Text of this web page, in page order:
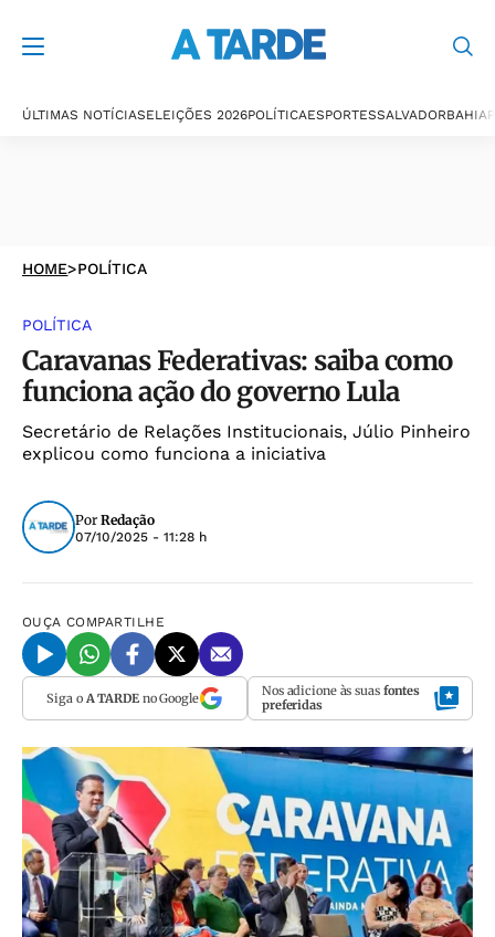
ÚLTIMAS NOTÍCIASELEIÇÕES 2026POLÍTICAESPORTESSALVADORBAHIA
HOME>POLÍTICA
POLÍTICA
Caravanas Federativas: saiba como
funciona ação do governo Lula
Secretário de Relações Institucionais, Júlio Pinheiro
explicou como funciona a iniciativa
Por Redação
07/10/2025 - 11:28 h
OUÇA COMPARTILHE
Siga o A TARDEno Google Nos adicione às suas fontes
preferidas